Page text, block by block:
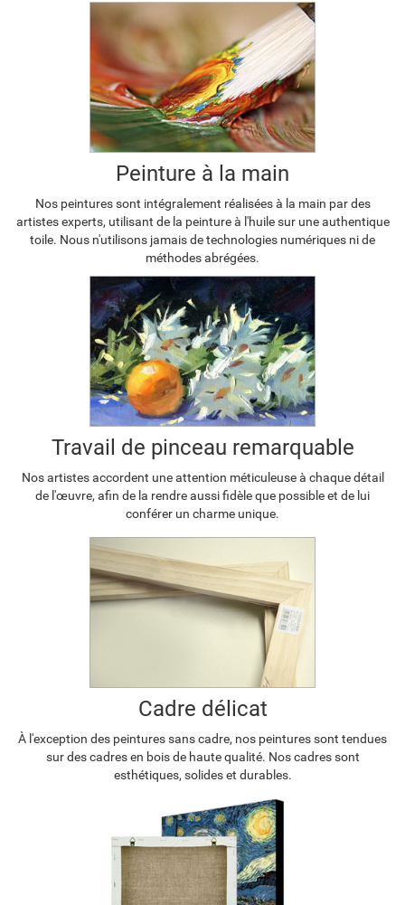
Peinture à la main
Nos peintures sont intégralement réalisées à la main par des
artistes experts, utilisant de la peinture à l'huile sur une authentique
toile. Nous n'utilisons jamais de technologies numériques ni de
méthodes abrégées.
Travail de pinceau remarquable
Nos artistes accordent une attention méticuleuse à chaque détail
de l'œuvre, afin de la rendre aussi fidèle que possible et de lui
conférer un charme unique.
Cadre délicat
À l'exception des peintures sans cadre, nos peintures sont tendues
sur des cadres en bois de haute qualité. Nos cadres sont
esthétiques, solides et durables.